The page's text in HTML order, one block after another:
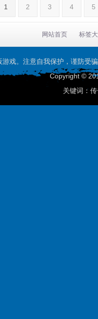
1 2 3 4 5
网站首页 标签
戏。注意自我保护，谨防受
Copyright ©
关键词：